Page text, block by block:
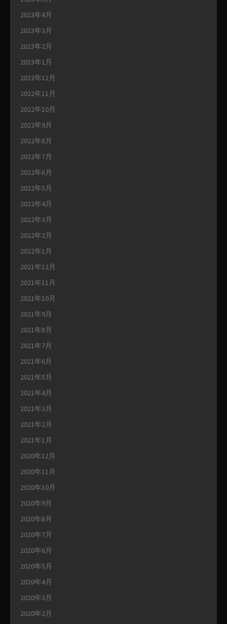
2023年4月
2023年3月
2023年2月
2023年1月
2022年12月
2022年11月
2022年10月
2022年9月
2022年8月
2022年7月
2022年6月
2022年5月
2022年4月
2022年3月
2022年2月
2022年1月
2021年12月
2021年11月
2021年10月
2021年9月
2021年8月
2021年7月
2021年6月
2021年5月
2021年4月
2021年3月
2021年2月
2021年1月
2020年12月
2020年11月
2020年10月
2020年9月
2020年8月
2020年7月
2020年6月
2020年5月
2020年4月
2020年3月
2020年2月